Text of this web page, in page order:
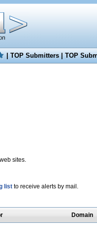
|TOP Submitters|TOP
sites.
listto receive alerts by mail.
Domain